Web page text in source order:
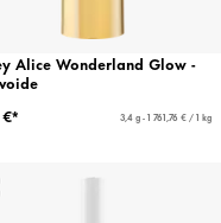
Alice Wonderland Glow -
3,4 g - 1 761,76 € / 1 kg